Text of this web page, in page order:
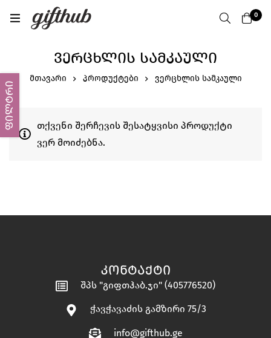
0
ᲕᲔᲠᲪᲮᲚᲘᲡ ᲡᲐᲛᲙᲐᲣᲚᲘ
მთავარი პროდუქტები ვერცხლის სამკაული
ფილტრი
თქვენი შერჩევის შესატყვისი პროდუქტი
ვერ მოიძებნა.
ᲙᲝᲜᲢᲐᲥᲢᲘ
შპს "გიფთჰაბ.ჯი" (405776520)
ჭავჭავაძის გამზირი 75/3
info@gifthub.ge